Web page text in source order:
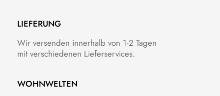
LIEFERUNG
Wir versenden innerhalb von 1-2 Tagen
mit verschiedenen Lieferservices.
WOHNWELTEN